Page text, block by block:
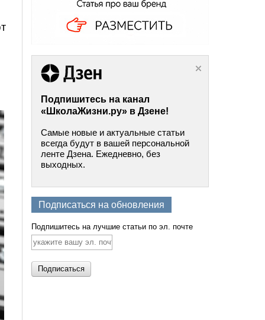
Подпишитесь на канал
«ШколаЖизни.ру» в Дзене!
Самые новые и актуальные статьи
всегда будут в вашей персональной
ленте Дзена. Ежедневно, без
выходных.
Подписаться на обновления
Подпишитесь на лучшие статьи по эл. почте